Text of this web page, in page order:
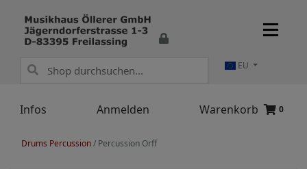
Infos Anmelden Warenkorb 0
EU
Drums Percussion/ Percussion Orff